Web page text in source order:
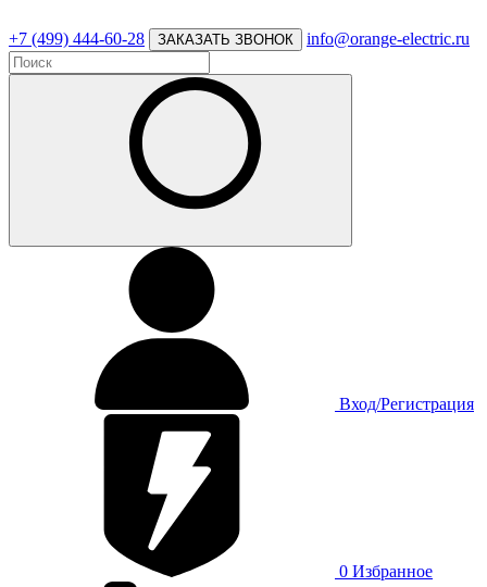
+7 (499) 444-60-28 ЗАКАЗАТЬ ЗВОНОК info@orange-electric.ru
Вход/Регистрация
0 Избранное